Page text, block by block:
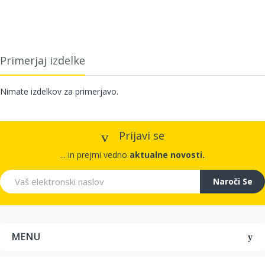
Primerjaj izdelke
Nimate izdelkov za primerjavo.
Prijavi se
... in prejmi vedno aktualne novosti.
Naroči Se
MENU